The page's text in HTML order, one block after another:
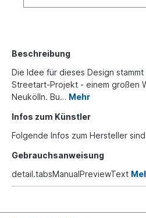
Beschreibung
Die Idee für dieses Design
Streetart-Projekt - einem großen
Neukölln. Bu… Mehr
Infos zum Künstler
Folgende Infos zum Hersteller
Gebrauchsanweisung
detail.tabsManualPreviewText